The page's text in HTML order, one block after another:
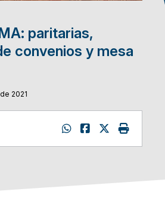
paritarias,
convenios y mesa
2021